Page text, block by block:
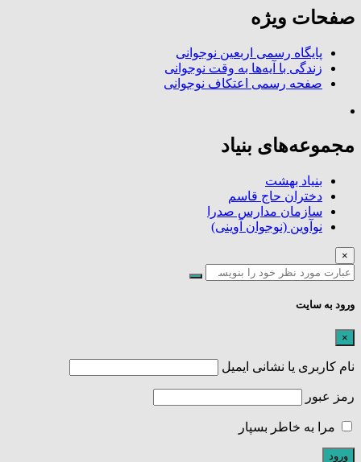
صفحات ویژه
پایگاه رسمی اربعین نوجوانی
زندگی با آیه‌ها به وقت نوجوانی
صفحه رسمی اعتکاف نوجوانی
مجموعه‌های بنیاد
بنیاد بهشت
دختران حاج قاسم
سازمان مدارس صدرا
نوآوین (نوجوان آوینی)
×
ورود به سایت
×
نام کاربری یا نشانی ایمیل
رمز عبور
مرا به خاطر بسپار